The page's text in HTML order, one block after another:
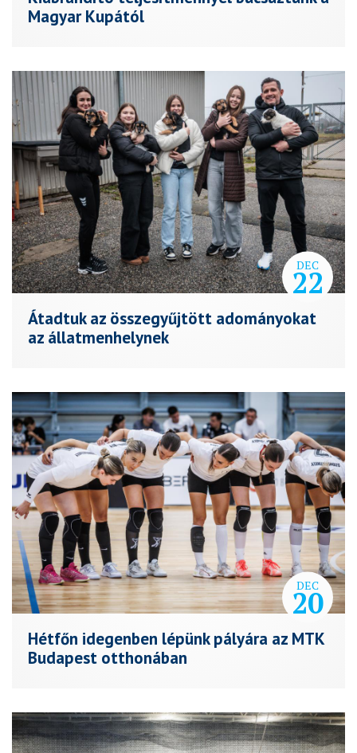
Magyar Kupától
DEC
22
Átadtuk az összegyűjtött adományokat
az állatmenhelynek
DEC
20
Hétfőn idegenben lépünk pályára az MTK
Budapest otthonában